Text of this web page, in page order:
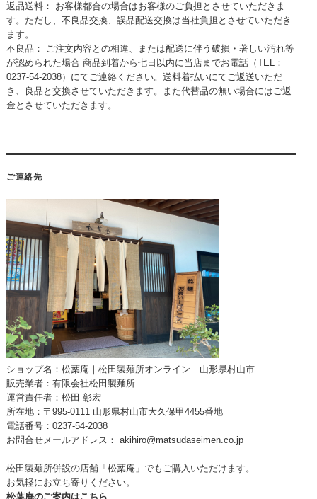
返品送料： お客様都合の場合はお客様のご負担とさせていただきま
す。ただし、不良品交換、誤品配送交換は当社負担とさせていただき
ます。
不良品： ご注文内容との相違、または配送に伴う破損・著しい汚れ等
が認められた場合 商品到着から七日以内に当店までお電話（TEL：
0237-54-2038）にてご連絡ください。送料着払いにてご返送いただ
き、良品と交換させていただきます。また代替品の無い場合にはご返
金とさせていただきます。
ご連絡先
ショップ名：松葉庵｜松田製麺所オンライン｜山形県村山市
販売業者：有限会社松田製麺所
運営責任者：松田 彰宏
所在地：〒995-0111 山形県村山市大久保甲4455番地
電話番号：0237-54-2038
お問合せメールアドレス： akihiro@matsudaseimen.co.jp
松田製麺所併設の店舗「松葉庵」でもご購入いただけます。
お気軽にお立ち寄りください。
松葉庵のご案内はこちら